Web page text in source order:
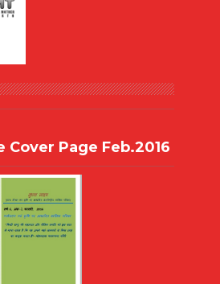
Cover Page Feb.2016